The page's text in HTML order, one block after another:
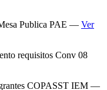
Publica PAE — Ver
requisitos Conv 08
COPASST IEM —